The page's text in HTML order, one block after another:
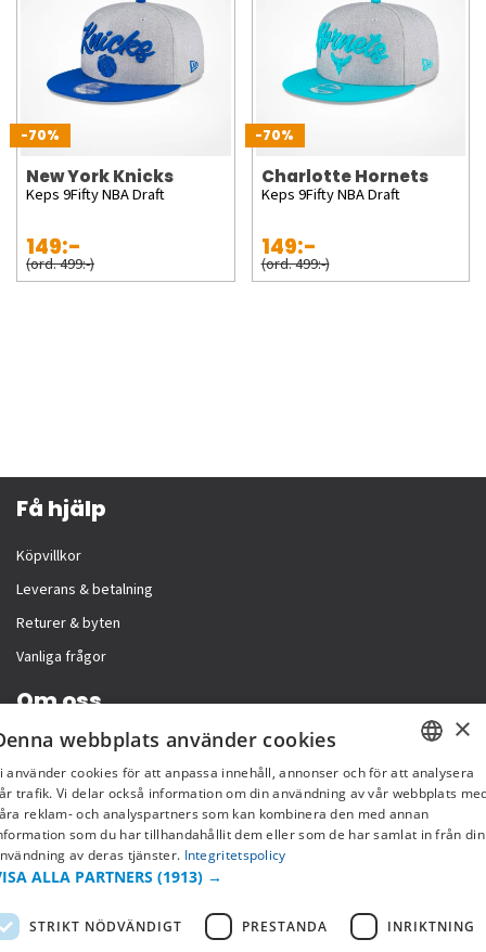
-70%
New York Knicks
Keps 9Fifty NBA Draft
149:-
(ord. 499:-)
-70%
Charlotte Hornets
Keps 9Fifty NBA Draft
149:-
(ord. 499:-)
Få hjälp
Köpvillkor
Leverans & betalning
Returer & byten
Vanliga frågor
Om oss
Företagsinformation
SWEDISH
FI
×
webbplats använder cookies
använder cookies för att anpassa innehåll, annonser och för att analysera
trafik. Vi delar också information om din användning av vår webbplats
reklam- och analyspartners som kan kombinera den med annan
som du har tillhandahållit dem eller som de har samlat in från din
av deras tjänster. Integritetspolicy
ALLA PARTNERS (1913) →
STRIKT NÖDVÄNDIGT PRESTANDA INRIKTNING